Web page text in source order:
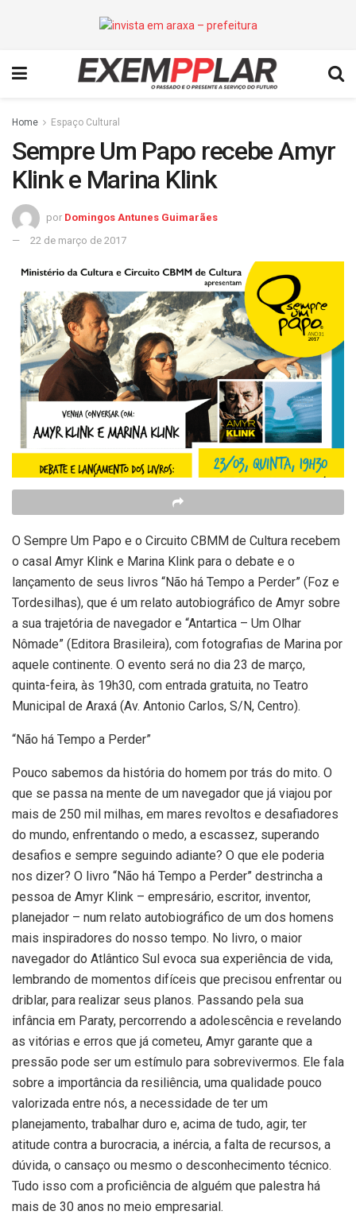
Home Espaço Cultural
Sempre Um Papo recebe Amyr
Klink e Marina Klink
por Domingos Antunes Guimarães
22 de março de 2017
O Sempre Um Papo e o Circuito CBMM de Cultura recebem
o casal Amyr Klink e Marina Klink para o debate e o
lançamento de seus livros “Não há Tempo a Perder” (Foz e
Tordesilhas), que é um relato autobiográfico de Amyr sobre
a sua trajetória de navegador e “Antartica – Um Olhar
Nômade” (Editora Brasileira), com fotografias de Marina por
aquele continente. O evento será no dia 23 de março,
quinta-feira, às 19h30, com entrada gratuita, no Teatro
Municipal de Araxá (Av. Antonio Carlos, S/N, Centro).
“Não há Tempo a Perder”
Pouco sabemos da história do homem por trás do mito. O
que se passa na mente de um navegador que já viajou por
mais de 250 mil milhas, em mares revoltos e desafiadores
do mundo, enfrentando o medo, a escassez, superando
desafios e sempre seguindo adiante? O que ele poderia
nos dizer? O livro “Não há Tempo a Perder” destrincha a
pessoa de Amyr Klink – empresário, escritor, inventor,
planejador – num relato autobiográfico de um dos homens
mais inspiradores do nosso tempo. No livro, o maior
navegador do Atlântico Sul evoca sua experiência de vida,
lembrando de momentos difíceis que precisou enfrentar ou
driblar, para realizar seus planos. Passando pela sua
infância em Paraty, percorrendo a adolescência e revelando
as vitórias e erros que já cometeu, Amyr garante que a
pressão pode ser um estímulo para sobrevivermos. Ele fala
sobre a importância da resiliência, uma qualidade pouco
valorizada entre nós, a necessidade de ter um
planejamento, trabalhar duro e, acima de tudo, agir, ter
atitude contra a burocracia, a inércia, a falta de recursos, a
dúvida, o cansaço ou mesmo o desconhecimento técnico.
Tudo isso com a proficiência de alguém que palestra há
mais de 30 anos no meio empresarial.